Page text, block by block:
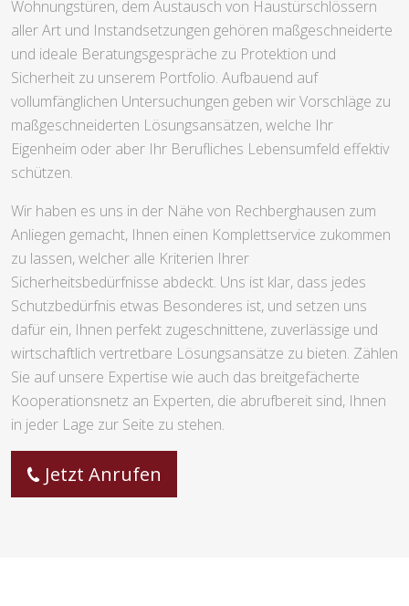
Wohnungstüren, dem Austausch von Haustürschlössern
aller Art und Instandsetzungen gehören maßgeschneiderte
und ideale Beratungsgespräche zu Protektion und
Sicherheit zu unserem Portfolio. Aufbauend auf
vollumfänglichen Untersuchungen geben wir Vorschläge zu
maßgeschneiderten Lösungsansätzen, welche Ihr
Eigenheim oder aber Ihr Berufliches Lebensumfeld effektiv
schützen.
Wir haben es uns in der Nähe von Rechberghausen zum
Anliegen gemacht, Ihnen einen Komplettservice zukommen
zu lassen, welcher alle Kriterien Ihrer
Sicherheitsbedürfnisse abdeckt. Uns ist klar, dass jedes
Schutzbedürfnis etwas Besonderes ist, und setzen uns
dafür ein, Ihnen perfekt zugeschnittene, zuverlässige und
wirtschaftlich vertretbare Lösungsansätze zu bieten. Zählen
Sie auf unsere Expertise wie auch das breitgefächerte
Kooperationsnetz an Experten, die abrufbereit sind, Ihnen
in jeder Lage zur Seite zu stehen.
Jetzt Anrufen